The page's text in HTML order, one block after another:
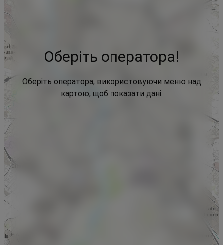
Оберіть оператора!
Оберіть оператора, використовуючи меню над
картою, щоб показати дані.